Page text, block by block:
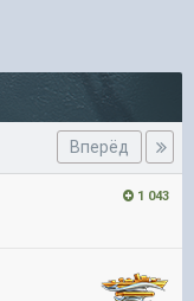
Вперёд
1 043